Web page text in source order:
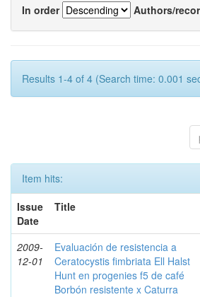
In order
Authors/
Results 1-4 of 4 (Search time: 0.001
Item hits:
Issue
Date
Title
2009-
12-01
Evaluación de resistencia a
Ceratocystis fimbriata Ell Halst
Hunt en progenies f5 de café
Borbón resistente x Caturra